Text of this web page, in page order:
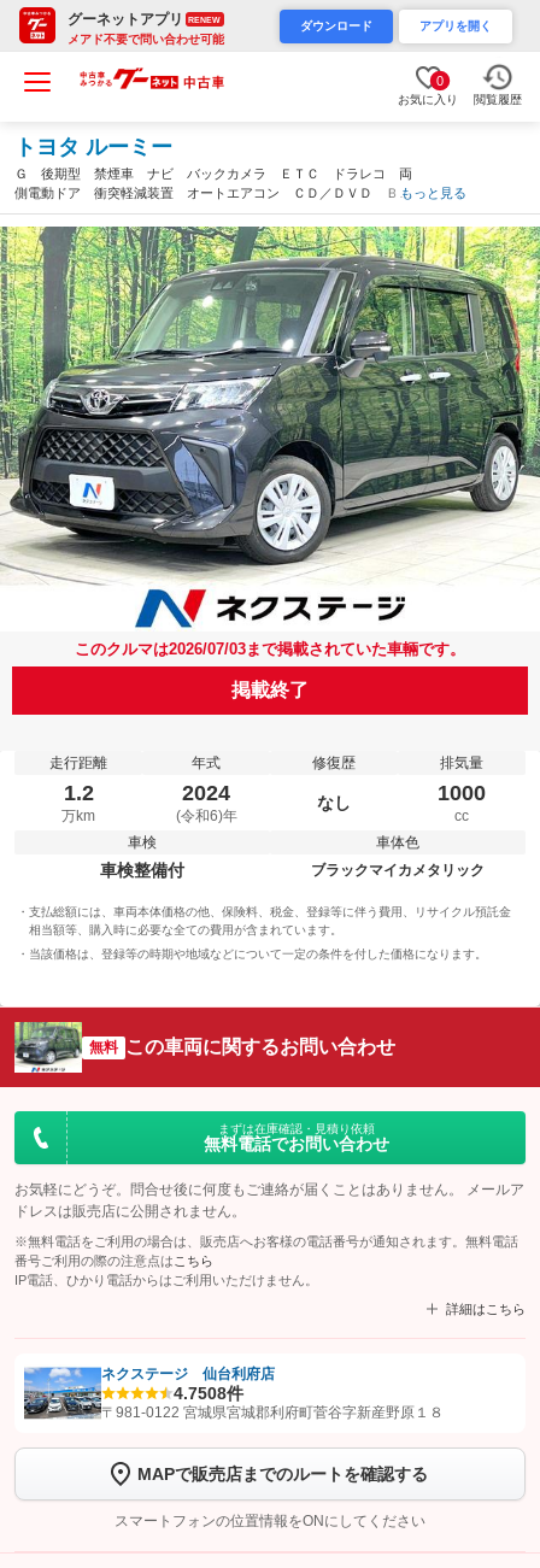
グーネットアプリ RENEW
メアド不要で問い合わせ可能
ダウンロード アプリを開く
0
お気に入り 閲覧履歴
トヨタ ルーミー
Ｇ 後期型 禁煙車 ナビ バックカメラ ＥＴＣ ドラレコ 両
側電動ドア 衝突軽減装置 オートエアコン ＣＤ／ＤＶＤ Ｂｌ
ｕｅｔｏｏｔｈ ＬＥＤヘッド オートライト オートハイビー
ム クリアランスソナー（宮城県）
もっと見る
このクルマは2026/07/03まで掲載されていた車輛です。
掲載終了
走行距離
1.2
万km
年式
2024
(令和6)年
修復歴
なし
排気量
1000
cc
車検
車検整備付
車体色
ブラックマイカメタリック
支払総額には、車両本体価格の他、保険料、税金、登録等に伴う費用、リサイクル預託金
相当額等、購入時に必要な全ての費用が含まれています。
当該価格は、登録等の時期や地域などについて一定の条件を付した価格になります。
無料 この車両に関するお問い合わせ
まずは在庫確認・見積り依頼
無料電話でお問い合わせ
お気軽にどうぞ。問合せ後に何度もご連絡が届くことはありません。 メールア
ドレスは販売店に公開されません。
※無料電話をご利用の場合は、販売店へお客様の電話番号が通知されます。無料電話
番号ご利用の際の注意点は こちら
IP電話、ひかり電話からはご利用いただけません。
詳細はこちら
【STEP1】認証画面でグーネットを友だち追加してから「許可する」ボタンを押
トーク画面で
ボタンをタップして問い合わせを
完了してください。
こちら
ネクステージ 仙台利府店
4.7508件
〒981-0122 宮城県宮城郡利府町菅谷字新産野原１８
MAPで販売店までのルートを確認する
スマートフォンの位置情報をONにしてください